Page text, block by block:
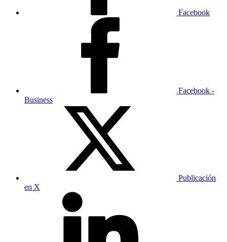
Facebook
Facebook -
Business
Publicación
en X